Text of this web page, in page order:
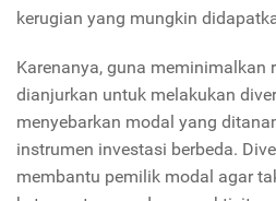
kerugian yang mungkin
Karenanya, guna meminimalkan
dianjurkan untuk melakukan
menyebarkan modal yang
instrumen investasi berbeda.
membantu pemilik modal agar